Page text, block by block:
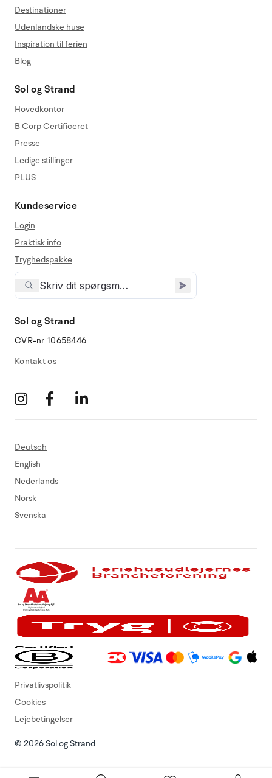
Destinationer
Udenlandske huse
Inspiration til ferien
Blog
Sol og Strand
Hovedkontor
B Corp Certificeret
Presse
Ledige stillinger
PLUS
Kundeservice
Login
Praktisk info
Tryghedspakke
Sol og Strand
CVR-nr 10658446
Kontakt os
Deutsch
English
Nederlands
Norsk
Svenska
© 2026 Sol og Strand
Privatlivspolitik
Cookies
Lejebetingelser